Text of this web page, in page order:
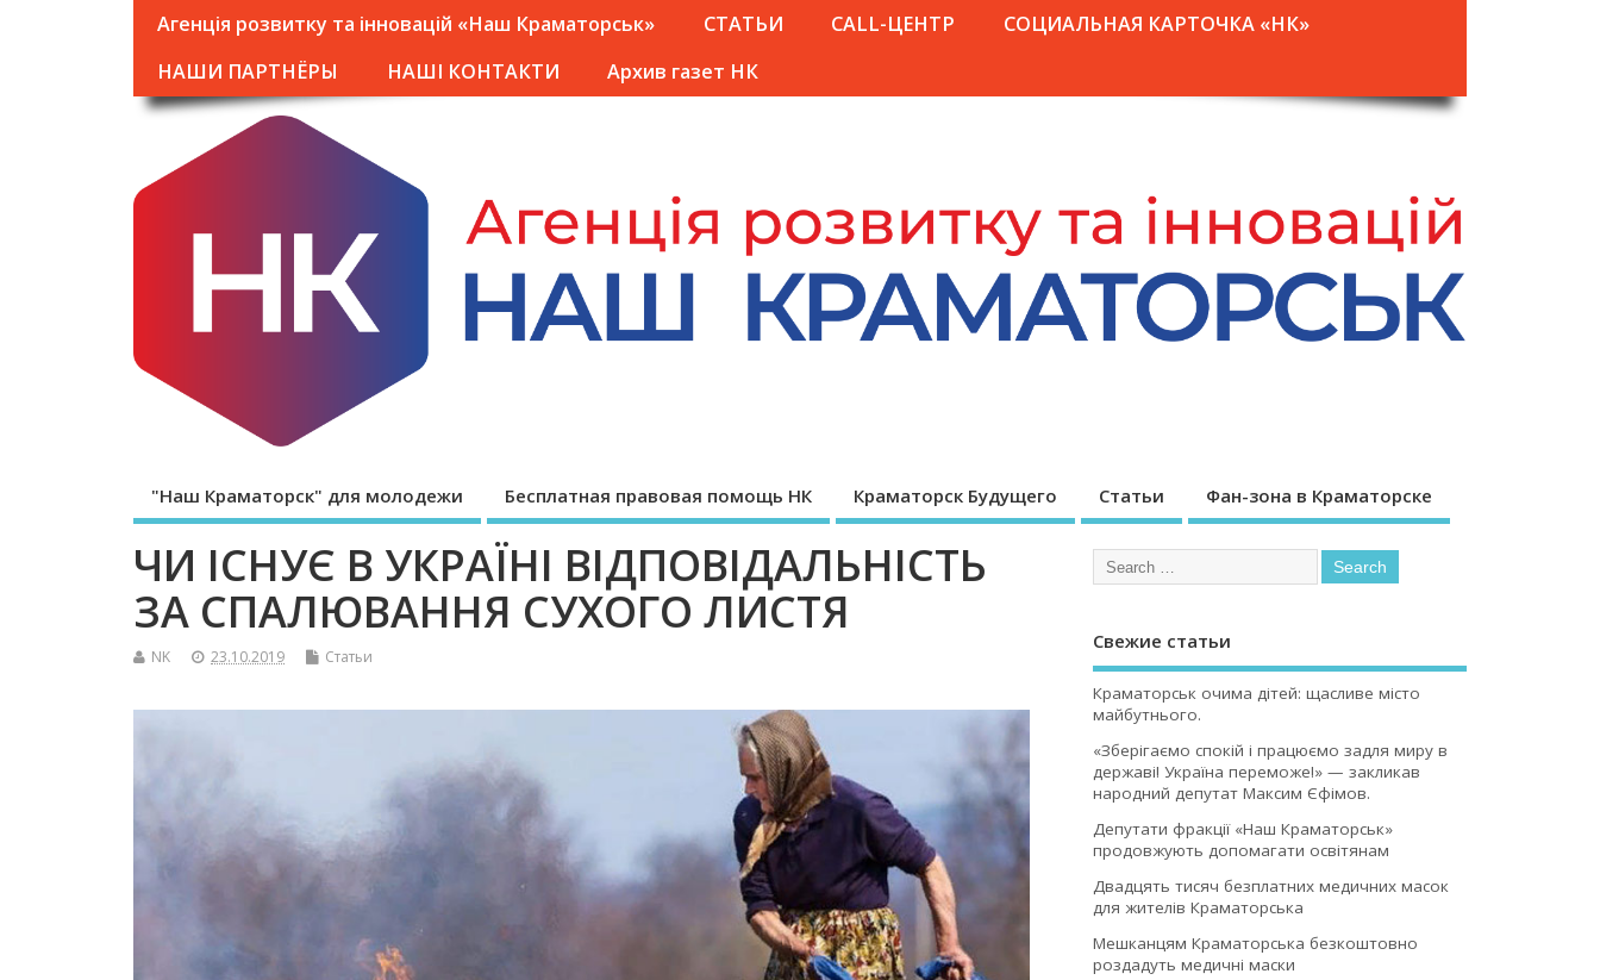
Агенція розвитку та інновацій «Наш Краматорськ» СТАТЬИ CALL-ЦЕНТР
СОЦИАЛЬНАЯ КАРТОЧКА «НК»
НАШИ ПАРТНЁРЫ
НАШІ КОНТАКТИ Архив газет НК
"Наш Краматорск" для молодежи Бесплатная правовая помощь НК Краматорск Будущего Статьи Фан-зона в Краматорске
ЧИ ІСНУЄ В УКРАЇНІ ВІДПОВІДАЛЬНІСТЬ
ЗА СПАЛЮВАННЯ СУХОГО ЛИСТЯ
NK 23.10.2019 Статьи
Свежие статьи
Краматорськ очима дітей: щасливе місто
майбутнього.
«Зберігаємо спокій і працюємо задля миру в
державі! Україна переможе!» — закликав
народний депутат Максим Єфімов.
Депутати фракції «Наш Краматорськ»
продовжують допомагати освітянам
Двадцять тисяч безплатних медичних масок
для жителів Краматорська
Мешканцям Краматорська безкоштовно
роздадуть медичні маски